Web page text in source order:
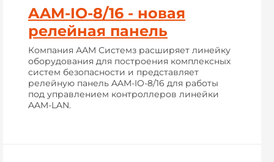
AAM-IO-8/16 - новая
релейная панель
Компания ААМ Системз расширяет линейку
оборудования для построения комплексных
систем безопасности и представляет
релейную панель AAM-IO-8/16 для работы
под управлением контроллеров линейки
AAM-LAN.